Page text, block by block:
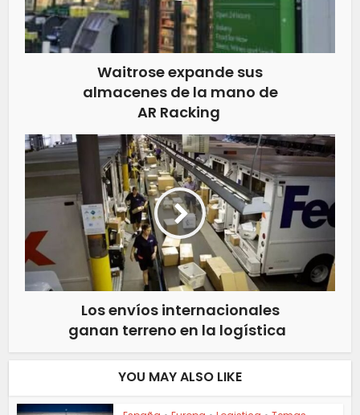
Waitrose expande sus
almacenes de la mano de
AR Racking
Los envíos internacionales
ganan terreno en la logística
YOU MAY ALSO LIKE